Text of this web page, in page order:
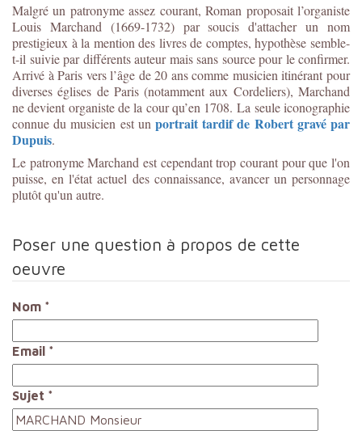
Malgré un patronyme assez courant, Roman proposait l’organiste
Louis Marchand (1669-1732) par soucis d'attacher un nom
prestigieux à la mention des livres de comptes, hypothèse semble-
t-il suivie par différents auteur mais sans source pour le confirmer.
Arrivé à Paris vers l’âge de 20 ans comme musicien itinérant pour
diverses églises de Paris (notamment aux Cordeliers), Marchand
ne devient organiste de la cour qu’en 1708. La seule iconographie
connue du musicien est un portrait tardif de Robert gravé par
Dupuis.
Le patronyme Marchand est cependant trop courant pour que l'on
puisse, en l'état actuel des connaissance, avancer un personnage
plutôt qu'un autre.
Poser une question à propos de cette
oeuvre
Nom *
Email *
Sujet *